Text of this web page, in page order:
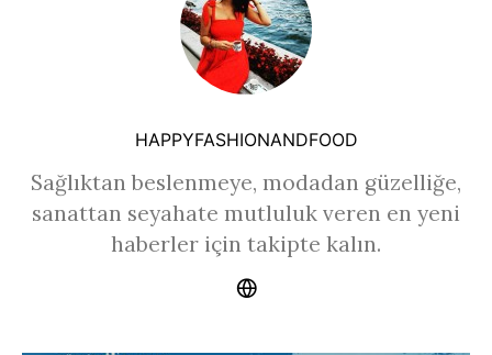
HAPPYFASHIONANDFOOD
Sağlıktan beslenmeye, modadan güzelliğe,
sanattan seyahate mutluluk veren en yeni
haberler için takipte kalın.